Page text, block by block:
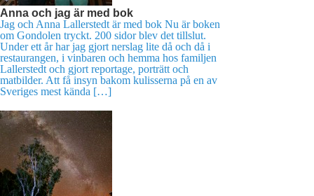
Anna och jag är med bok
Jag och Anna Lallerstedt är med bok Nu är boken
om Gondolen tryckt. 200 sidor blev det tillslut.
Under ett år har jag gjort nerslag lite då och då i
restaurangen, i vinbaren och hemma hos familjen
Lallerstedt och gjort reportage, porträtt och
matbilder. Att få insyn bakom kulisserna på en av
Sveriges mest kända […]